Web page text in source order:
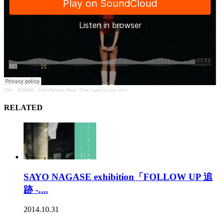
Fife · JENNIE - Handlebars (feat. Dua Lipa) (Loop ver.)
RELATED
SAYO NAGASE exhibition「FOLLOW UP 追
跡 -....
2014.10.31